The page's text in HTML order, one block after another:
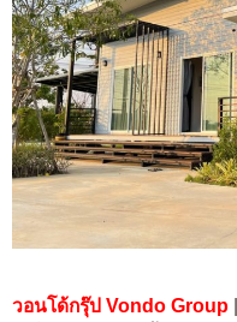
วอนโด้กรุ๊ป Vondo Group